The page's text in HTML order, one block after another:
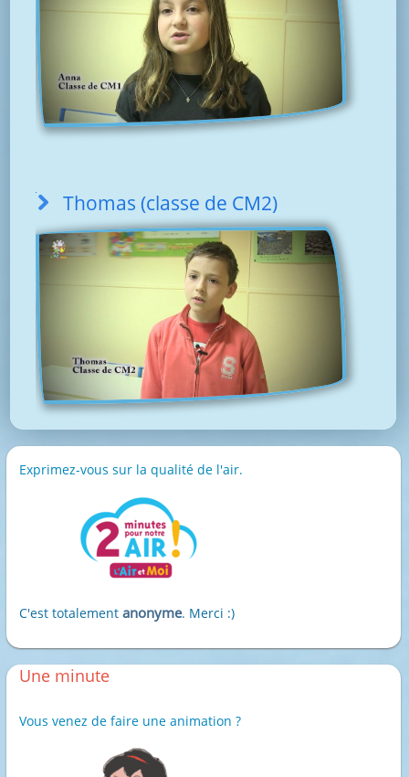
Thomas (classe de CM2)
Exprimez-vous sur la qualité de l'air.
C'est totalement anonyme. Merci :)
Une minute
Vous venez de faire une animation ?